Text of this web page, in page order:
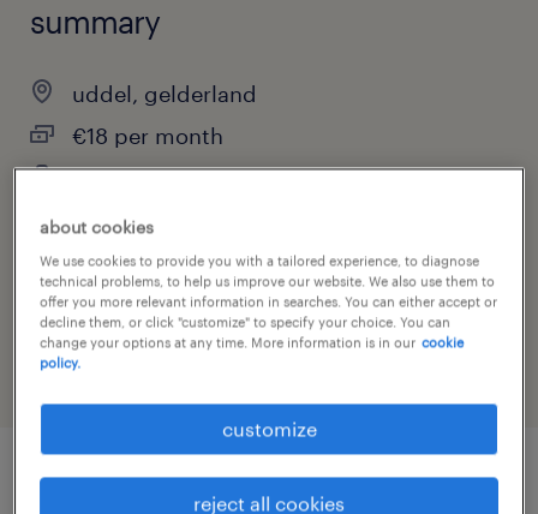
summary
uddel, gelderland
€18 per month
temporary
job category
other
about cookies
We use cookies to provide you with a tailored experience, to diagnose
technical problems, to help us improve our website. We also use them to
offer you more relevant information in searches. You can either accept or
decline them, or click "customize" to specify your choice. You can
change your options at any time. More information is in our cookie
policy.
customize
reject all cookies